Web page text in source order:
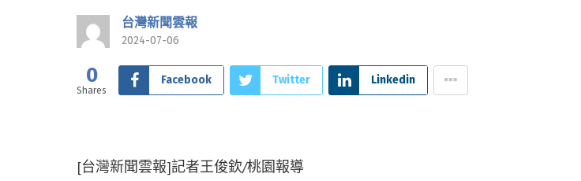
台灣新聞雲報
2024-07-06
0
Shares
Facebook Twitter Linkedin
[台灣新聞雲報]記者王俊欽/桃園報導